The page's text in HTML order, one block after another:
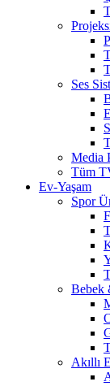
Ses
Media
Tüm
Ev-Yaşam
Spor
Bebek
Akıllı